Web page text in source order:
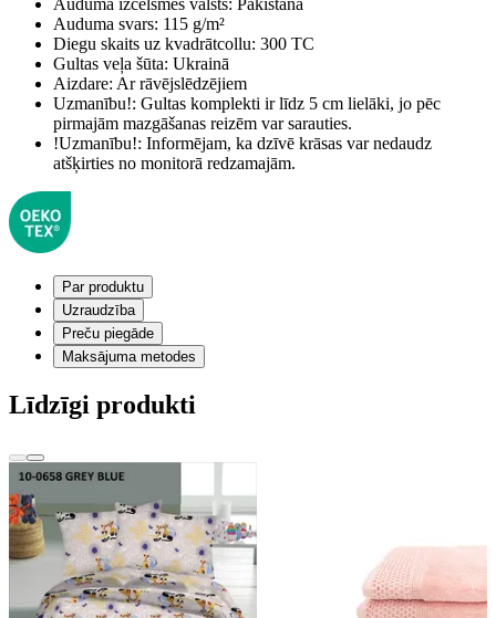
Auduma svars: 115 g/m²
Diegu skaits uz kvadrātcollu: 300 TC
Gultas veļa šūta: Ukrainā
Aizdare: Ar rāvējslēdzējiem
Uzmanību!: Gultas komplekti ir līdz 5 cm lielāki, jo pēc
pirmajām mazgāšanas reizēm var sarauties.
!Uzmanību!: Informējam, ka dzīvē krāsas var nedaudz
atšķirties no monitorā redzamajām.
Par produktu
Uzraudzība
Preču piegāde
Maksājuma metodes
Līdzīgi produkti